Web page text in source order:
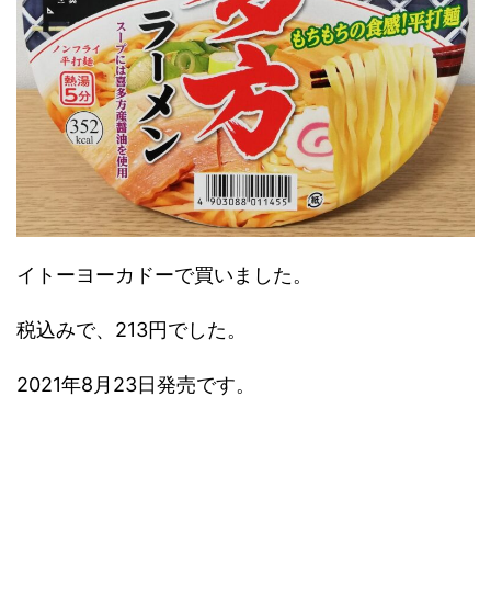
イトーヨーカドーで買いました。
税込みで、213円でした。
2021年8月23日発売です。